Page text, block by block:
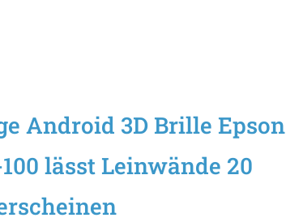
Android 3D Brille Epson
lässt Leinwände 20